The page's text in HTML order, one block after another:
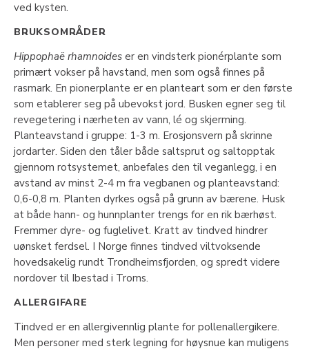
ved kysten.
BRUKSOMRÅDER
Hippophaë rhamnoides er en vindsterk pionérplante som
primært vokser på havstand, men som også finnes på
rasmark. En pionerplante er en planteart som er den første
som etablerer seg på ubevokst jord. Busken egner seg til
revegetering i nærheten av vann, lé og skjerming.
Planteavstand i gruppe: 1-3 m. Erosjonsvern på skrinne
jordarter. Siden den tåler både saltsprut og saltopptak
gjennom rotsystemet, anbefales den til veganlegg, i en
avstand av minst 2-4 m fra vegbanen og planteavstand:
0,6-0,8 m. Planten dyrkes også på grunn av bærene. Husk
at både hann- og hunnplanter trengs for en rik bærhøst.
Fremmer dyre- og fuglelivet. Kratt av tindved hindrer
uønsket ferdsel. I Norge finnes tindved viltvoksende
hovedsakelig rundt Trondheimsfjorden, og spredt videre
nordover til Ibestad i Troms.
ALLERGIFARE
Tindved er en allergivennlig plante for pollenallergikere.
Men personer med sterk legning for høysnue kan muligens